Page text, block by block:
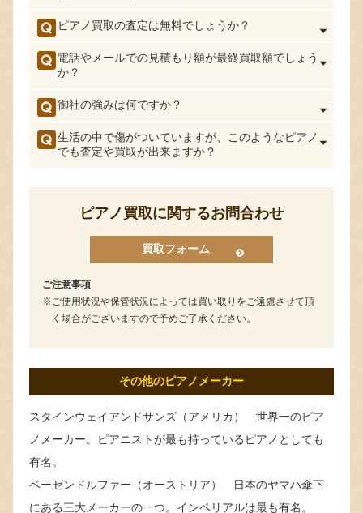
ピアノ買取の査定は無料でしょうか？
電話やメールでの見積もり額が最終買取額でしょう
か？
御社の強みは何ですか？
生活の中で傷がついていますが、このようなピアノ
でも査定や買取が出来ますか？
ピアノ買取に関するお問合わせ
買取フォーム
ご注意事項
ご使用状況や保管状況によっては買い取りをご遠慮させて頂
く場合がございますので予めご了承ください。
その他のピアノメーカー
スタインウェイアンドサンズ（アメリカ） 世界一のピア
ノメーカー。ピアニストが最も持っているピアノとしても
有名。
ベーゼンドルファー（オーストリア） 日本のヤマハ傘下
にある三大メーカーの一つ。インペリアルは最も有名。